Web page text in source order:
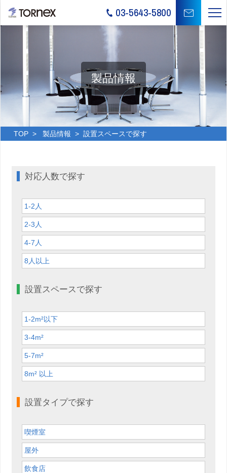
03-5643-5800
製品情報
TOP> 製品情報 > 設置スペースで探す
対応人数で探す
1-2人
2-3人
4-7人
8人以上
設置スペースで探す
1-2m²以下
3-4m²
5-7m²
8m² 以上
設置タイプで探す
喫煙室
屋外
飲食店